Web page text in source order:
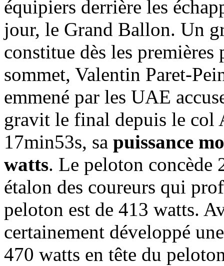
équipiers derrière les
jour, le Grand Ballon. Un
constitue dès les premières
sommet, Valentin Paret-
emmené par les UAE
gravit le final depuis le col
17min53s, sa puissance
watts. Le peloton concède
étalon des coureurs qui
peloton est de 413 watts.
certainement développé
470 watts en tête du